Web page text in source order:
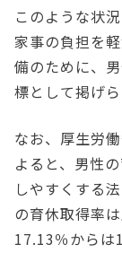
このような状
家事の負担を
備のために、
標として掲げ
なお、厚生労
よると、男性
しやすくする
の育休取得率
17.13％からは